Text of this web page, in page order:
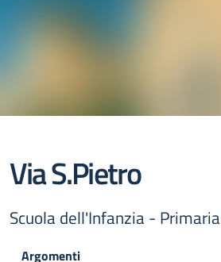
Via S.Pietro
Scuola dell'Infanzia - Primaria
Argomenti